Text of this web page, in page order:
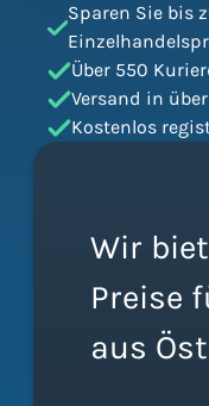
Sparen Sie bis
Über 550
Versand in
Kostenlos
Wir
Preise
aus